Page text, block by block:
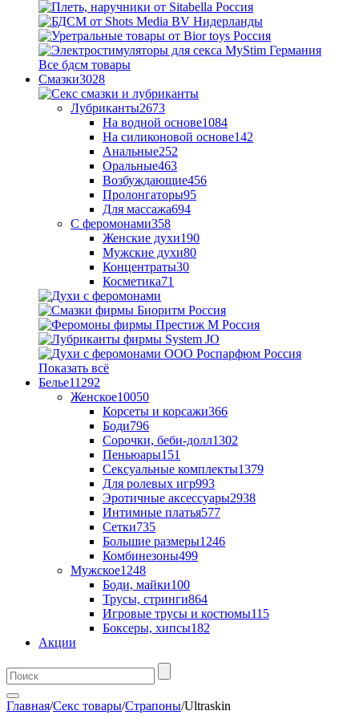
Все бдсм товары
Смазки3028
Лубриканты2673
На водной основе1084
На силиконовой основе142
Анальные252
Оральные463
Возбуждающие456
Пролонгаторы95
Для массажа694
С феромонами358
Женские духи190
Мужские духи80
Концентраты30
Косметика71
Показать всё
Белье11292
Женское10050
Корсеты и корсажи366
Боди796
Сорочки, беби-долл1302
Пеньюары151
Сексуальные комплекты1379
Для ролевых игр993
Эротичные аксессуары2938
Интимные платья577
Сетки735
Большие размеры1246
Комбинезоны499
Мужское1248
Боди, майки100
Трусы, стринги864
Игровые трусы и костюмы115
Боксеры, хипсы182
Акции
Главная/Секс товары/Страпоны/Ultraskin